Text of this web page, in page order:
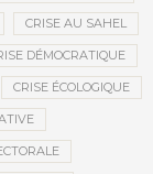
CRISE AU SAHEL
DÉMOCRATIQUE
CRISE ÉCOLOGIQUE